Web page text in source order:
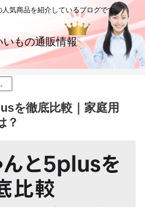
気商品を紹介しているブログです。
いもの通販情報
を徹底比較｜家庭用
？